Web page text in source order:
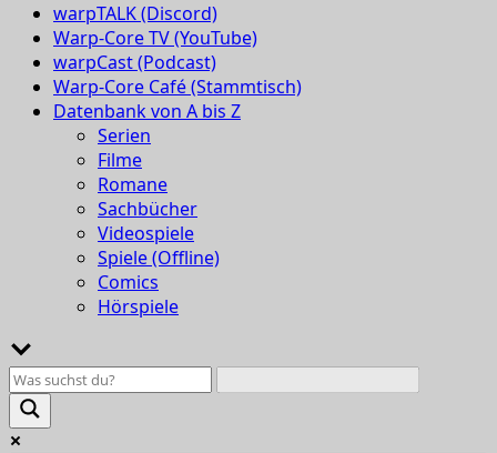
warpTALK (Discord)
Warp-Core TV (YouTube)
warpCast (Podcast)
Warp-Core Café (Stammtisch)
Datenbank von A bis Z
Serien
Filme
Romane
Sachbücher
Videospiele
Spiele (Offline)
Comics
Hörspiele